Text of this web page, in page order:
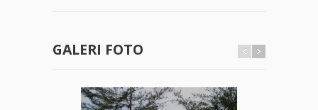
GALERI FOTO